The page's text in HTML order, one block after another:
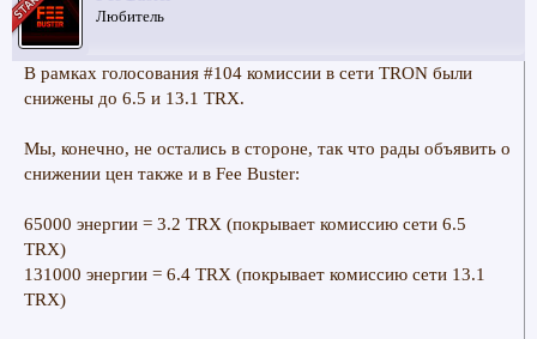
Любитель
В рамках голосования #104 комиссии в сети TRON были
снижены до 6.5 и 13.1 TRX.
Мы, конечно, не остались в стороне, так что рады объявить о
снижении цен также и в Fee Buster:
65000 энергии = 3.2 TRX (покрывает комиссию сети 6.5
TRX)
131000 энергии = 6.4 TRX (покрывает комиссию сети 13.1
TRX)